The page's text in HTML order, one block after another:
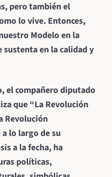
pero también el
lo vive. Entonces,
Modelo en la
sustenta en la calidad y
el compañero diputado
que “La Revolución
Revolución
lo largo de su
a la fecha, ha
políticas,